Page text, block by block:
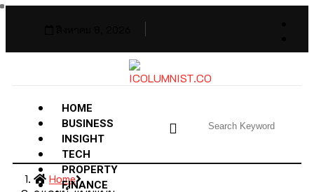
HOME
BUSINESS
INSIGHT
TECH
PROPERTY
FINANCE
Home